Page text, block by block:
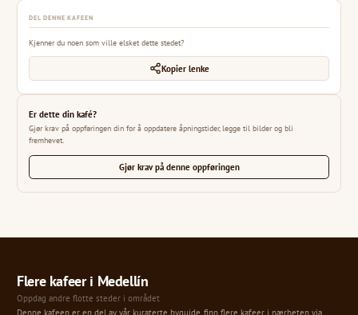
DEL DENNE KAFEEN
Kjenner du noen som ville elsket dette stedet?
Kopier lenke
Er dette din kafé?
Gjør krav på oppføringen din for å oppdatere åpningstider, legge til bilder og bli
fremhevet.
Gjør krav på denne oppføringen
Flere kafeer i Medellín
Oppdag andre flotte steder i området
Denne kafeen er en del av vår kuraterte byguide, finn flere kafeer i nærheten via